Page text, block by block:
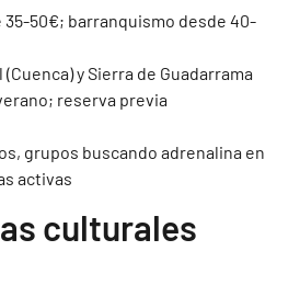
50€; barranquismo desde 40-
y Sierra de Guadarrama
reserva previa
grupos buscando adrenalina en
activas
culturales